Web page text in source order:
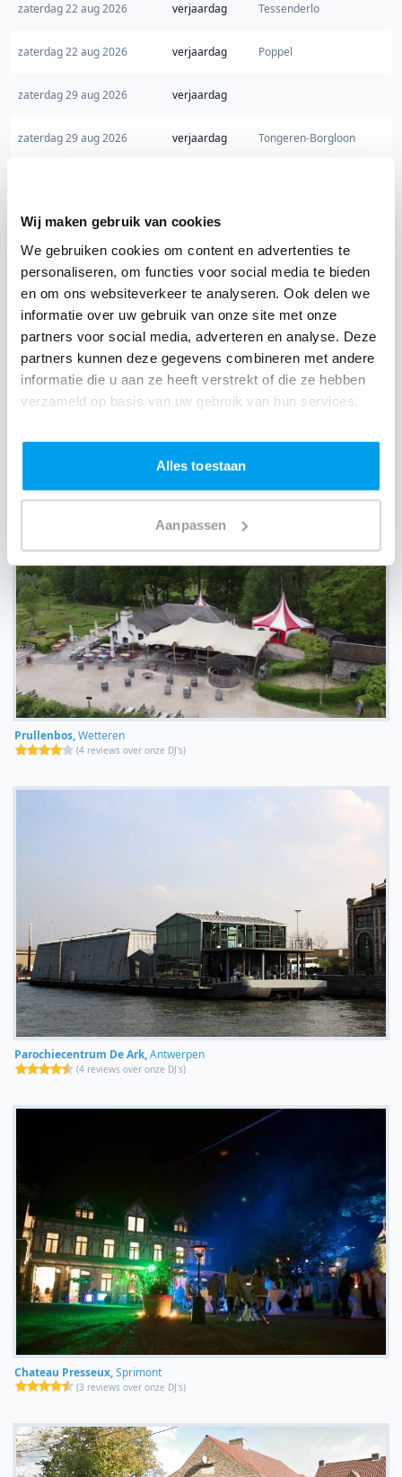
Wij maken gebruik van cookies
We gebruiken cookies om content en advertenties te
personaliseren, om functies voor social media te bieden
en om ons websiteverkeer te analyseren. Ook delen we
informatie over uw gebruik van onze site met onze
partners voor social media, adverteren en analyse. Deze
partners kunnen deze gegevens combineren met andere
informatie die u aan ze heeft verstrekt of die ze hebben
verzameld op basis van uw gebruik van hun services.
Alles toestaan
Aanpassen
zaterdag 22 aug 2026 verjaardag Tessenderlo
zaterdag 22 aug 2026 verjaardag Poppel
zaterdag 29 aug 2026 verjaardag
zaterdag 29 aug 2026 verjaardag Tongeren-Borgloon
zaterdag 5 sep 2026 verjaardag
zaterdag 12 sep 2026 verjaardag Kasterlee
zaterdag 12 sep 2026 verjaardag Lommel
zaterdag 19 sep 2026 verjaardag Gent
Wij zijn partner van 100-en feestlocaties
Lees reviews van onze DJ's op jouw locatie
Prullenbos,Wetteren
(4 reviews over onze DJ's)
Parochiecentrum De Ark,Antwerpen
(4 reviews over onze DJ's)
Chateau Presseux,Sprimont
(3 reviews over onze DJ's)